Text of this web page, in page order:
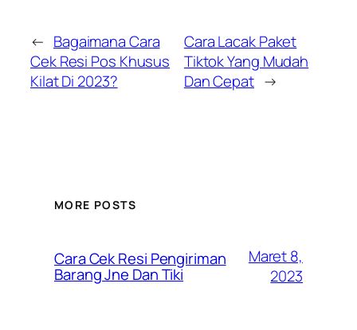
← Bagaimana Cara
Cek Resi Pos Khusus
Kilat Di 2023?
Cara Lacak Paket
Tiktok Yang Mudah
Dan Cepat →
MORE POSTS
Cara Cek Resi Pengiriman
Barang Jne Dan Tiki
Maret 8,
2023